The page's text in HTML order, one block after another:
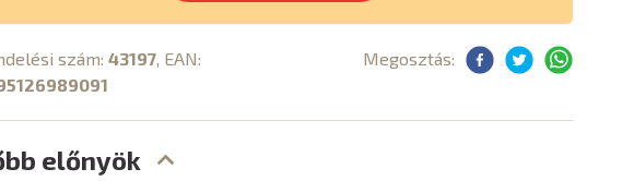
szám: 43197, EAN:
Megosztás:
előnyök